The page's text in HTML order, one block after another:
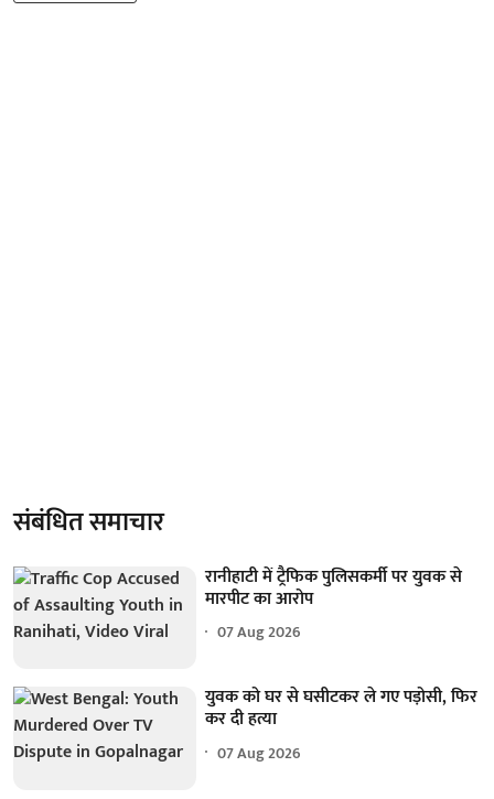
संबंधित समाचार
रानीहाटी में ट्रैफिक पुलिसकर्मी पर युवक से
मारपीट का आरोप
07 Aug 2026
युवक को घर से घसीटकर ले गए पड़ोसी, फिर
कर दी हत्या
07 Aug 2026